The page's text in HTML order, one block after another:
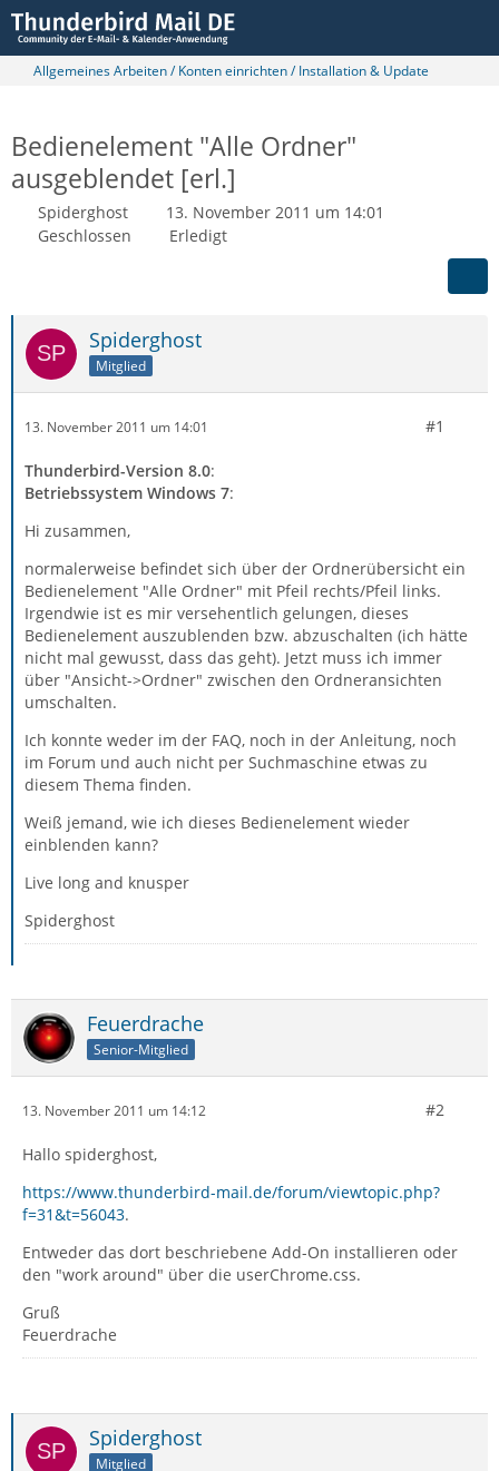
Allgemeines Arbeiten / Konten einrichten / Installation & Update
Bedienelement "Alle Ordner"
ausgeblendet [erl.]
Spiderghost
13. November 2011 um 14:01
Geschlossen
Erledigt
Spiderghost
Mitglied
13. November 2011 um 14:01 #1
Thunderbird-Version 8.0:
Betriebssystem Windows 7:
Hi zusammen,
normalerweise befindet sich über der Ordnerübersicht ein
Bedienelement "Alle Ordner" mit Pfeil rechts/Pfeil links.
Irgendwie ist es mir versehentlich gelungen, dieses
Bedienelement auszublenden bzw. abzuschalten (ich hätte
nicht mal gewusst, dass das geht). Jetzt muss ich immer
über "Ansicht->Ordner" zwischen den Ordneransichten
umschalten.
Ich konnte weder im der FAQ, noch in der Anleitung, noch
im Forum und auch nicht per Suchmaschine etwas zu
diesem Thema finden.
Weiß jemand, wie ich dieses Bedienelement wieder
einblenden kann?
Live long and knusper
Spiderghost
Feuerdrache
Senior-Mitglied
13. November 2011 um 14:12 #2
Hallo spiderghost,
https://www.thunderbird-mail.de/forum/viewtopic.php?
f=31&t=56043.
Entweder das dort beschriebene Add-On installieren oder
den "work around" über die userChrome.css.
Gruß
Feuerdrache
Spiderghost
Mitglied